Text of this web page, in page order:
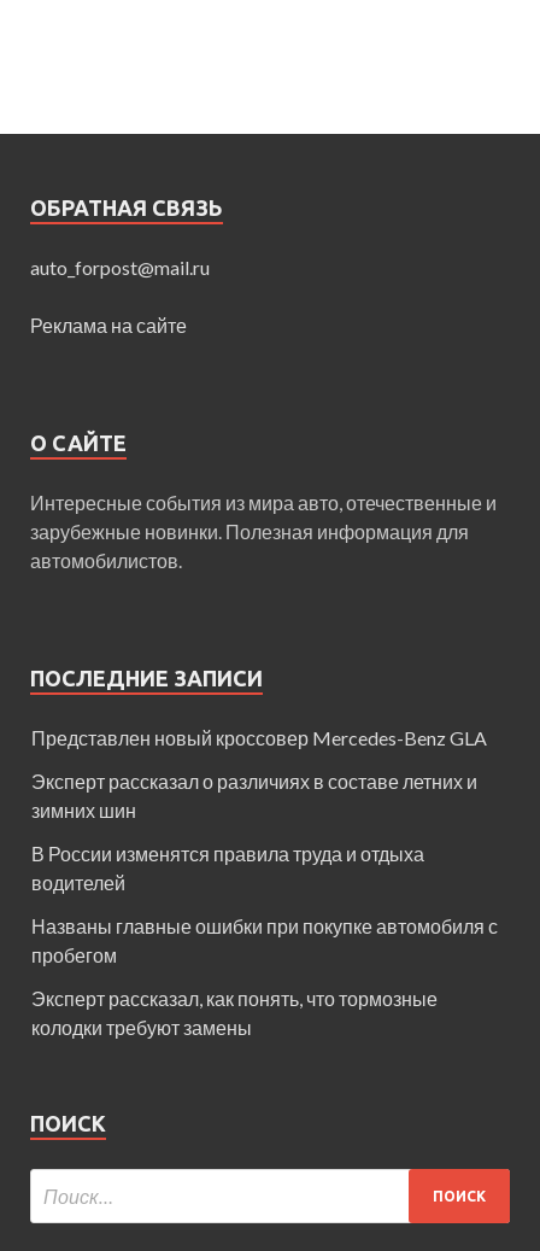
ОБРАТНАЯ СВЯЗЬ
auto_forpost@mail.ru
Реклама на сайте
О САЙТЕ
Интересные события из мира авто, отечественные и
зарубежные новинки. Полезная информация для
автомобилистов.
ПОСЛЕДНИЕ ЗАПИСИ
Представлен новый кроссовер Mercedes-Benz GLA
Эксперт рассказал о различиях в составе летних и
зимних шин
В России изменятся правила труда и отдыха
водителей
Названы главные ошибки при покупке автомобиля с
пробегом
Эксперт рассказал, как понять, что тормозные
колодки требуют замены
ПОИСК